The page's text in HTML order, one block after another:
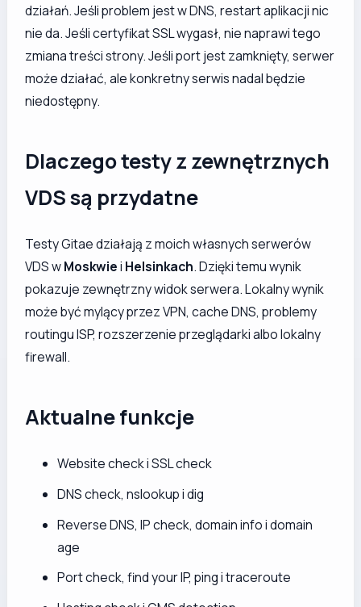
działań. Jeśli problem jest w DNS, restart aplikacji nic
nie da. Jeśli certyfikat SSL wygasł, nie naprawi tego
zmiana treści strony. Jeśli port jest zamknięty, serwer
może działać, ale konkretny serwis nadal będzie
niedostępny.
Dlaczego testy z zewnętrznych
VDS są przydatne
Testy Gitae działają z moich własnych serwerów
VDS wMoskwiei Helsinkach. Dzięki temu wynik
pokazuje zewnętrzny widok serwera. Lokalny wynik
może być mylący przez VPN, cache DNS, problemy
routingu ISP, rozszerzenie przeglądarki albo lokalny
firewall.
Aktualne funkcje
Website check i SSL check
DNS check, nslookup i dig
Reverse DNS, IP check, domain info i domain
age
Port check, find your IP, ping i traceroute